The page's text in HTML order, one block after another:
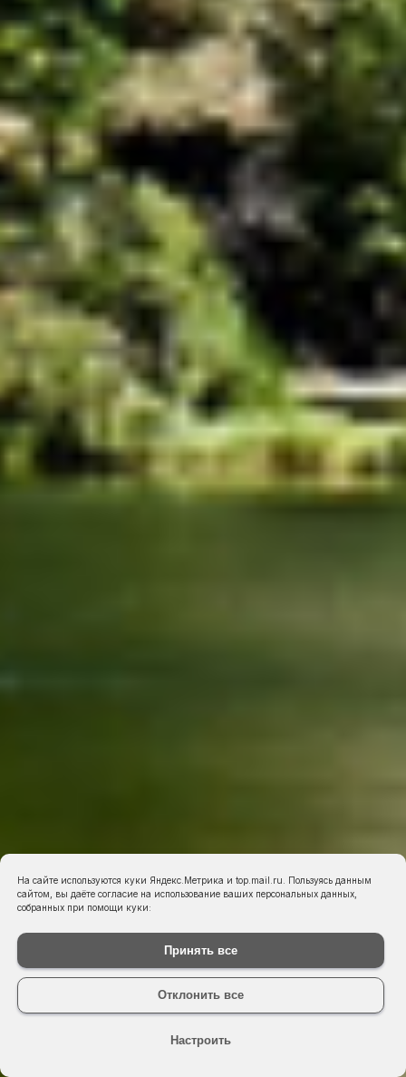
На сайте используются куки Яндекс.Метрика и top.mail.ru. Пользуясь данным
сайтом, вы даёте согласие на использование ваших персональных данных,
собранных при помощи куки:
Принять все
Отклонить все
Настроить